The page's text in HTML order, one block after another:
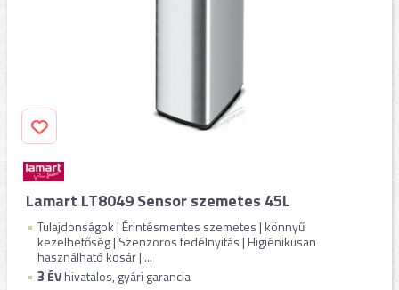
Lamart LT8049 Sensor szemetes 45L
Tulajdonságok | Érintésmentes szemetes | könnyű
kezelhetőség | Szenzoros fedélnyitás | Higiénikusan
használható kosár | ...
3 ÉVhivatalos, gyári garancia